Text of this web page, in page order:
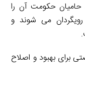
حکومت آن را
رویگردان می شوند و
برای بهبود و اصلاح